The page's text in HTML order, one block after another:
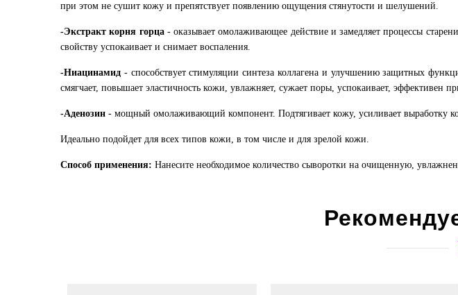
при этом не сушит кожу и препятствует появлению ощущения стянутости и шелушений.
-Экстракт корня горца- оказывает омолаживающее действие и замедляет процессы
свойству успокаивает и снимает воспаления.
-Ниацинамид - способствует стимуляции синтеза коллагена и улучшению защитных
смягчает, повышает эластичность кожи, увлажняет, сужает поры, успокаивает, эффективен
-Аденозин - мощный омолаживающий компонент. Подтягивает кожу, усиливает выработку
Идеально подойдет для всех типов кожи, в том числе и для зрелой кожи.
Способ применения: Нанесите необходимое количество сыворотки на очищенную,